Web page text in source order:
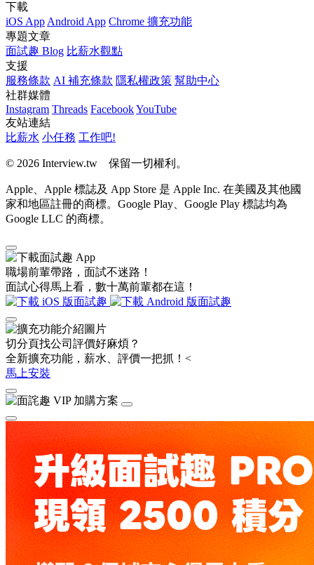
下載
iOS App Android App Chrome 擴充功能
專題文章
面試趣 Blog 比薪水觀點
支援
服務條款 AI 補充條款 隱私權政策 幫助中心
社群媒體
Instagram Threads FacebookYouTube
友站連結
比薪水 小任務 工作吧!
© 2026 Interview.tw 保留一切權利。
Apple、Apple 標誌及 App Store 是 Apple Inc. 在美國及其他國
家和地區註冊的商標。Google Play、Google Play 標誌均為
Google LLC 的商標。
職場前輩帶路，面試不迷路！
面試心得馬上看，數十萬前輩都在這！
切分頁找公司評價好麻煩？
全新擴充功能，薪水、評價一把抓！<
馬上安裝